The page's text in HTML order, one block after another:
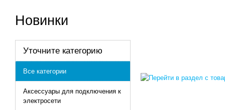
Новинки
Уточните категорию
Все категории
Аксессуары для подключения к
электросети